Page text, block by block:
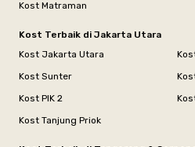
Kost Matraman
Kost Terbaik di Jakarta Utara
Kost Jakarta Utara
Kost Sunter
Kost PIK 2
Kost Tanjung Priok